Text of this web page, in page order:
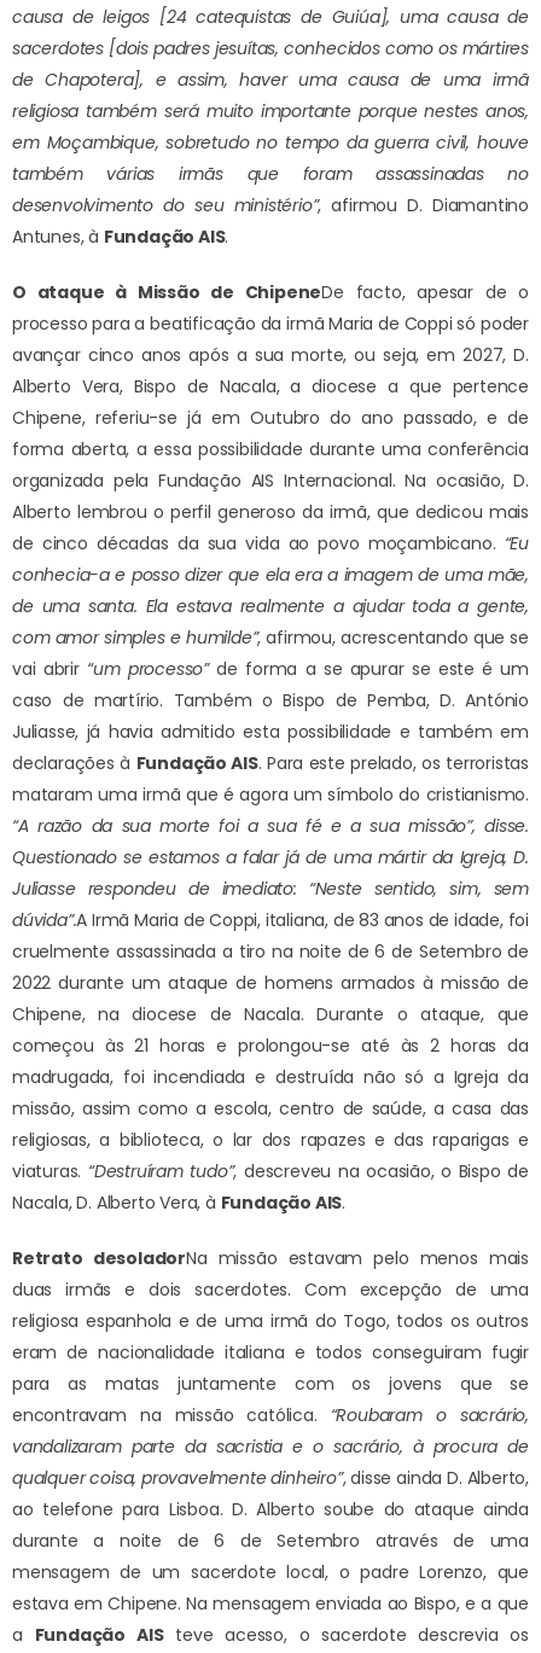
causa de leigos [24 catequistas de Guiúa], uma causa de
sacerdotes [dois padres jesuítas, conhecidos como os mártires
de Chapotera], e assim, haver uma causa de uma irmã
religiosa também será muito importante porque nestes anos,
em Moçambique, sobretudo no tempo da guerra civil, houve
também várias irmãs que foram assassinadas no
desenvolvimento do seu ministério”, afirmou D. Diamantino
Antunes, à Fundação AIS.
O ataque à Missão de ChipeneDe facto, apesar de o
processo para a beatificação da irmã Maria de Coppi só poder
avançar cinco anos após a sua morte, ou seja, em 2027, D.
Alberto Vera, Bispo de Nacala, a diocese a que pertence
Chipene, referiu-se já em Outubro do ano passado, e de
forma aberta, a essa possibilidade durante uma conferência
organizada pela Fundação AIS Internacional. Na ocasião, D.
Alberto lembrou o perfil generoso da irmã, que dedicou mais
de cinco décadas da sua vida ao povo moçambicano. “Eu
conhecia-a e posso dizer que ela era a imagem de uma mãe,
de uma santa. Ela estava realmente a ajudar toda a gente,
com amor simples e humilde”, afirmou, acrescentando que se
vai abrir “um processo”de forma a se apurar se este é um
caso de martírio. Também o Bispo de Pemba, D. António
Juliasse, já havia admitido esta possibilidade e também em
declarações à Fundação AIS. Para este prelado, os terroristas
mataram uma irmã que é agora um símbolo do cristianismo.
“A razão da sua morte foi a sua fé e a sua missão”, disse.
Questionado se estamos a falar já de uma mártir da Igreja, D.
Juliasse respondeu de imediato: “Neste sentido, sim, sem
dúvida”.A Irmã Maria de Coppi, italiana, de 83 anos de idade, foi
cruelmente assassinada a tiro na noite de 6 de Setembro de
2022 durante um ataque de homens armados à missão de
Chipene, na diocese de Nacala. Durante o ataque, que
começou às 21 horas e prolongou-se até às 2 horas da
madrugada, foi incendiada e destruída não só a Igreja da
missão, assim como a escola, centro de saúde, a casa das
religiosas, a biblioteca, o lar dos rapazes e das raparigas e
viaturas. “Destruíram tudo”, descreveu na ocasião, o Bispo de
Nacala, D. Alberto Vera, à Fundação AIS.
Retrato desoladorNa missão estavam pelo menos mais
duas irmãs e dois sacerdotes. Com excepção de uma
religiosa espanhola e de uma irmã do Togo, todos os outros
eram de nacionalidade italiana e todos conseguiram fugir
para as matas juntamente com os jovens que se
encontravam na missão católica. “Roubaram o sacrário,
vandalizaram parte da sacristia e o sacrário, à procura de
qualquer coisa, provavelmente dinheiro”, disse ainda D. Alberto,
ao telefone para Lisboa. D. Alberto soube do ataque ainda
durante a noite de 6 de Setembro através de uma
mensagem de um sacerdote local, o padre Lorenzo, que
estava em Chipene. Na mensagem enviada ao Bispo, e a que
a Fundação AISteve acesso, o sacerdote descrevia os